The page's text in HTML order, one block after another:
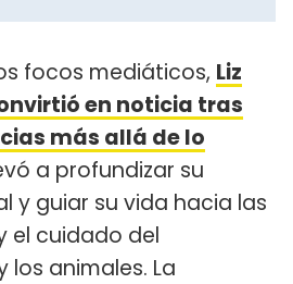
focos mediáticos, Liz
en noticia tras
más allá de lo
a profundizar su
y guiar su vida hacia las
el cuidado del
animales. La